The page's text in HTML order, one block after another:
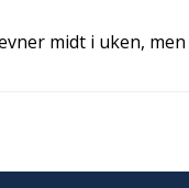
midt i uken,